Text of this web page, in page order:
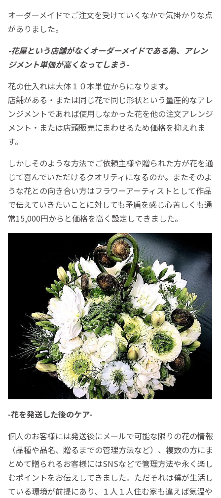
オーダーメイドでご注文を受けていくなかで気掛かりな点
がありました。
-花屋という店舗がなくオーダーメイドである為、アレン
ジメント単価が高くなってしまう-
花の仕入れは大体１０本単位からになります。
店舗がある・または同じ花で同じ形状という量産的なアレ
ンジメントであれば使用しなかった花を他の注文アレンジ
メント・または店頭販売にまわせるため価格を抑えれま
す。
しかしそのような方法でご依頼主様や贈られた方が花を通
じて喜んでいただけるクオリティになるのか。またそのよ
うな花との向き合い方はフラワーアーティストとして作品
で伝えていきたいことに対しても矛盾を感じ心苦しくも通
常15,000円からと価格を高く設定してきました。
-花を発送した後のケア-
個人のお客様には発送後にメールで可能な限りの花の情報
（品種や品名、贈るまでの管理方法など）、複数の方にま
とめて贈られるお客様にはSNSなどで管理方法や永く楽し
むポイントをお伝えしてきました。ただそれは僕が生活し
ている環境が前提にあり、１人１人住む家も違えば気温や